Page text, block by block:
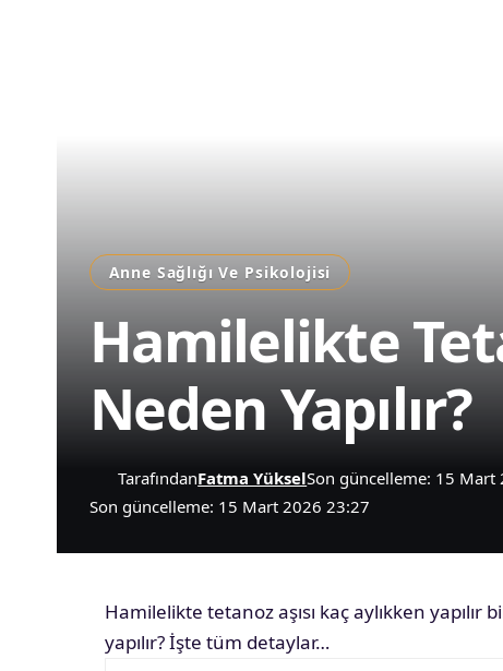
Anne Sağlığı Ve Psikolojisi
Hamilelikte
Neden Yapılır?
Son güncelleme: 15 Mart 2026 23:27
TarafındanFatma YükselSon güncelleme: 15 Mart
Hamilelikte tetanoz aşısı kaç aylıkken
yapılır? İşte tüm detaylar…